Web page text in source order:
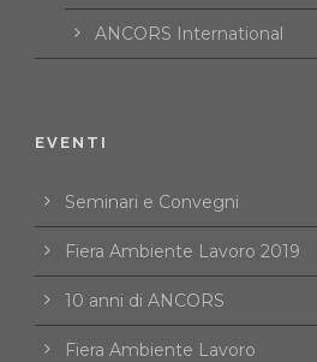
ANCORS International
EVENTI
Seminari e Convegni
Fiera Ambiente Lavoro 2019
10 anni di ANCORS
Fiera Ambiente Lavoro